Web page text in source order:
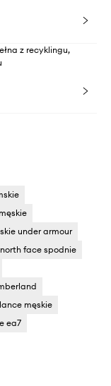
z recyklingu,
under armour
north face spodnie
męskie
ea7